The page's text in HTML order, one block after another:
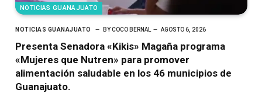
NOTICIAS GUANAJUATO
NOTICIAS GUANAJUATO BY COCO BERNAL AGOSTO 6, 2026
Presenta Senadora «Kikis» Magaña programa
«Mujeres que Nutren» para promover
alimentación saludable en los 46 municipios de
Guanajuato.